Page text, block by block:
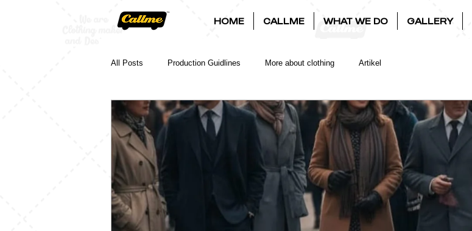
HOME CALLME WHAT WE DO GALLERY
All Posts Production Guidlines More about clothing Artikel